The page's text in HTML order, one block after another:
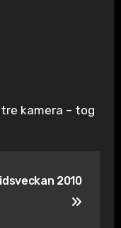
kamera – tog
2010